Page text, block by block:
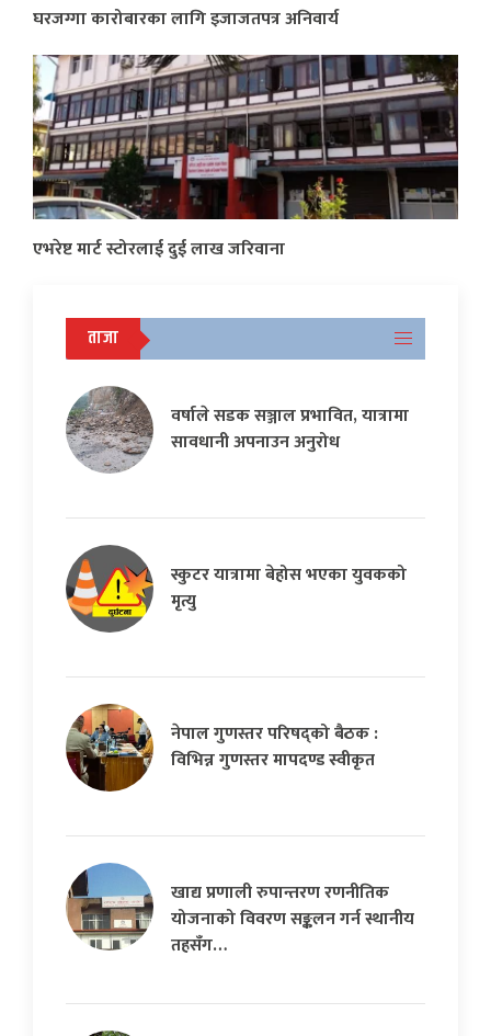
घरजग्गा कारोबारका लागि इजाजतपत्र अनिवार्य
एभरेष्ट मार्ट स्टोरलाई दुई लाख जरिवाना
ताजा
वर्षाले सडक सञ्जाल प्रभावित, यात्रामा
सावधानी अपनाउन अनुरोध
स्कुटर यात्रामा बेहोस भएका युवकको
मृत्यु
नेपाल गुणस्तर परिषद्को बैठक :
विभिन्न गुणस्तर मापदण्ड स्वीकृत
खाद्य प्रणाली रुपान्तरण रणनीतिक
योजनाको विवरण सङ्कलन गर्न स्थानीय
तहसँग…